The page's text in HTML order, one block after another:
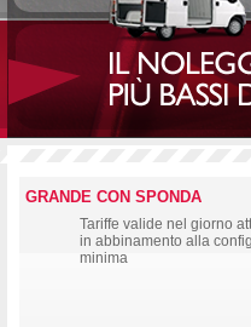
GRANDE CON SPONDA
Tariffe valide nel giorno
in abbinamento alla
minima